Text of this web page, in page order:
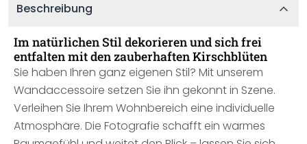
Beschreibung
Im natürlichen Stil dekorieren und sich frei
entfalten mit den zauberhaften Kirschblüten
Sie haben Ihren ganz eigenen Stil? Mit unserem
Wandaccessoire setzen Sie ihn gekonnt in Szene.
Verleihen Sie Ihrem Wohnbereich eine individuelle
Atmosphäre. Die Fotografie schafft ein warmes